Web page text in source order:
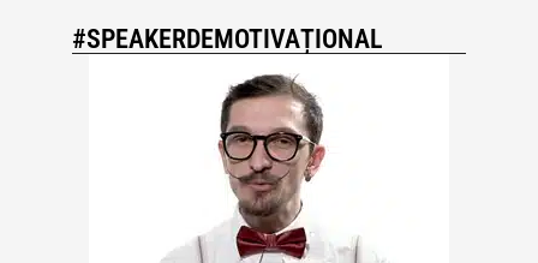
#SPEAKERDEMOTIVAȚIONAL